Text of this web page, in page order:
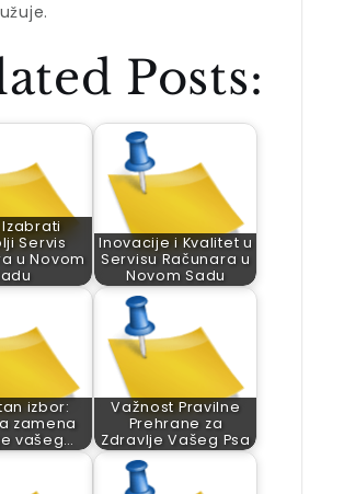
Posts:
Izabrati
Servis
u Novom
Inovacije i Kvalitet u
Servisu Računara u
Novom Sadu
izbor:
zamena
vašeg…
Važnost Pravilne
Prehrane za
Zdravlje Vašeg Psa